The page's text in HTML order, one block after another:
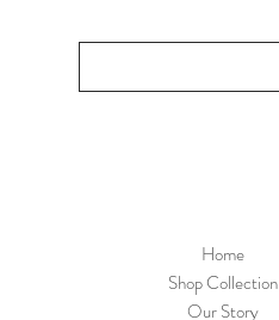
Home
Shop Collection
Our Story